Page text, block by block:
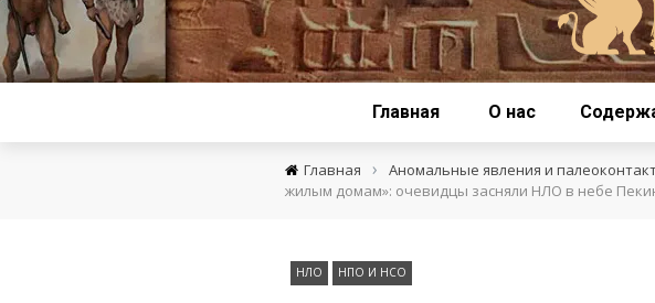
Главная О нас
Главная › Аномальные явления и
жилым домам»: очевидцы засняли НЛО в небе
НЛО НПО И НСО